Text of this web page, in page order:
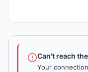
Can't reach
Your